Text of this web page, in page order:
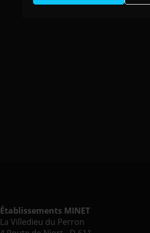
Établissements MINET
La Villedieu du Perron